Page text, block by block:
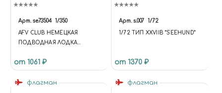
Арт. se73504 1/350
AFV CLUB НЕМЕЦКАЯ
ПОДВОДНАЯ ЛОДКА
C/41
от 1061 ₽
Арт. s.007 1/72
1/72 ТИП XXVIIB “SEEHUND”
от 1370 ₽
флагман флагман